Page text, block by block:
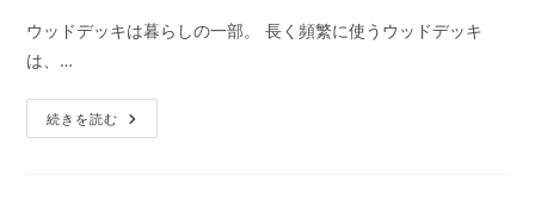
日:
カ
テ
ゴ
リ
ー:
ウッドデッキは暮らしの一部。 長く頻繁に使うウッドデッキ
は、…
続きを読む No.362
エ